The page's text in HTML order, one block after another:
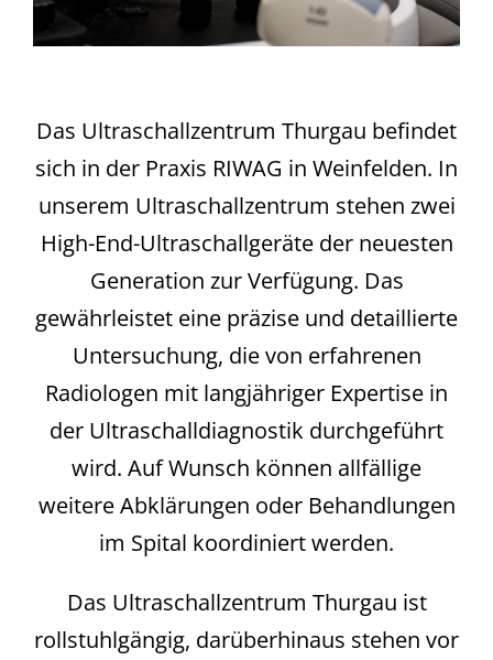
Das Ultraschallzentrum Thurgau befindet
sich in der Praxis RIWAG in Weinfelden. In
unserem Ultraschallzentrum stehen zwei
High-End-Ultraschallgeräte der neuesten
Generation zur Verfügung. Das
gewährleistet eine präzise und detaillierte
Untersuchung, die von erfahrenen
Radiologen mit langjähriger Expertise in
der Ultraschalldiagnostik durchgeführt
wird. Auf Wunsch können allfällige
weitere Abklärungen oder Behandlungen
im Spital koordiniert werden.
Das Ultraschallzentrum Thurgau ist
rollstuhlgängig, darüberhinaus stehen vor